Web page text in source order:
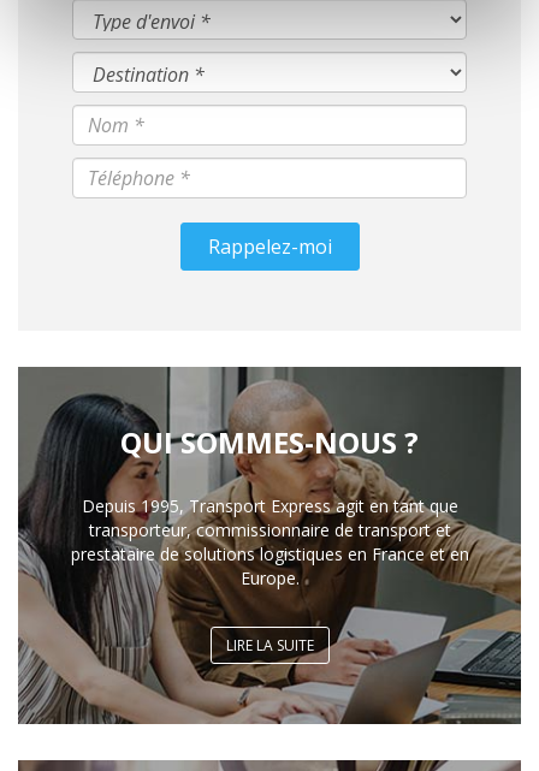
Rappelez-moi
QUI SOMMES-NOUS ?
Depuis 1995, Transport Express agit en tant que
transporteur, commissionnaire de transport et
prestataire de solutions logistiques en France et en
Europe.
LIRE LA SUITE